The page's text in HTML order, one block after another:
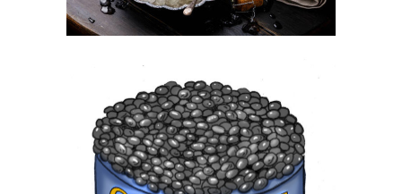
OSCIÈTRE RÉSERVE
65,00€